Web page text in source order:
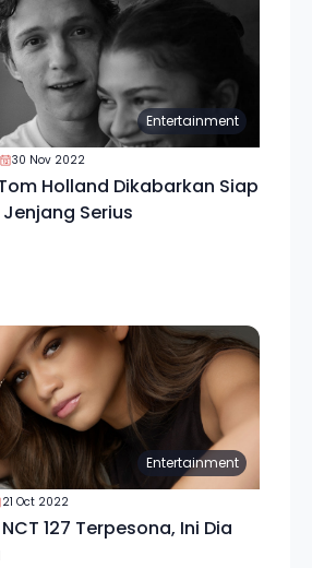
Entertainment
30 Nov 2022
Holland Dikabarkan Siap
Serius
Entertainment
21 Oct 2022
127 Terpesona, Ini Dia